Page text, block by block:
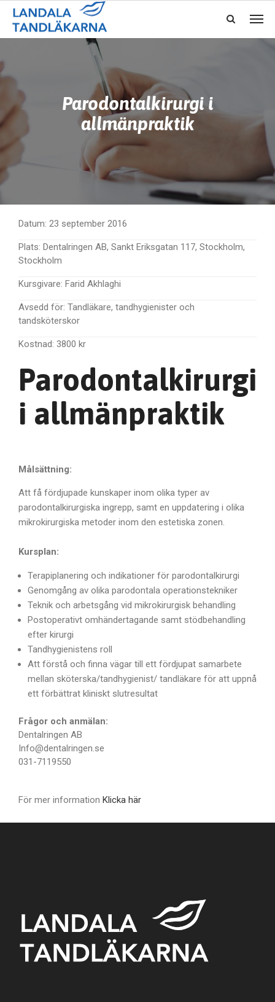
Parodontalkirurgi i
allmänpraktik
Datum: 23 september 2016
Plats: Dentalringen AB, Sankt Eriksgatan 117, Stockholm,
Stockholm
Kursgivare: Farid Akhlaghi
Avsedd för: Tandläkare, tandhygienister och
tandsköterskor
Kostnad: 3800 kr
Parodontalkirurgi
i allmänpraktik
Målsättning:
Att få fördjupade kunskaper inom olika typer av
parodontalkirurgiska ingrepp, samt en uppdatering i olika
mikrokirurgiska metoder inom den estetiska zonen.
Kursplan:
Terapiplanering och indikationer för parodontalkirurgi
Genomgång av olika parodontala operationstekniker
Teknik och arbetsgång vid mikrokirurgisk behandling
Postoperativt omhändertagande samt stödbehandling
efter kirurgi
Tandhygienistens roll
Att förstå och finna vägar till ett fördjupat samarbete
mellan sköterska/tandhygienist/ tandläkare för att uppnå
ett förbättrat kliniskt slutresultat
Frågor och anmälan:
Dentalringen AB
Info@dentalringen.se
031-7119550
För mer information Klicka här